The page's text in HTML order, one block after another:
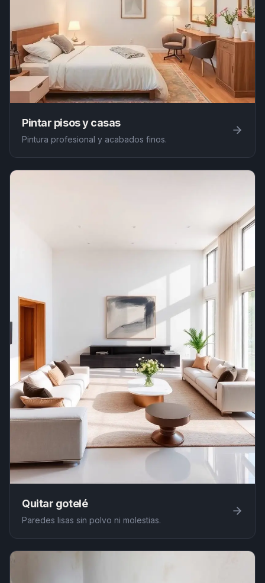
Pintar pisos y casas
Pintura profesional y acabados finos.
Quitar gotelé
Paredes lisas sin polvo ni molestias.